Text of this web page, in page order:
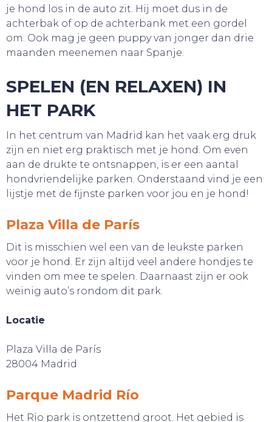
TOURS
je hond los in de auto zit. Hij moet dus in de
achterbak of op de achterbank met een gordel
om. Ook mag je geen puppy van jonger dan drie
maanden meenemen naar Spanje.
SPELEN (EN RELAXEN) IN
HET PARK
In het centrum van Madrid kan het vaak erg druk
zijn en niet erg praktisch met je hond. Om even
aan de drukte te ontsnappen, is er een aantal
hondvriendelijke parken. Onderstaand vind je een
lijstje met de fijnste parken voor jou en je hond!
Plaza Villa de París
Dit is misschien wel een van de leukste parken
voor je hond. Er zijn altijd veel andere hondjes te
vinden om mee te spelen. Daarnaast zijn er ook
weinig auto’s rondom dit park.
Locatie
Plaza Villa de París
28004 Madrid
Parque Madrid Río
Het Rio park is ontzettend groot. Het gebied is